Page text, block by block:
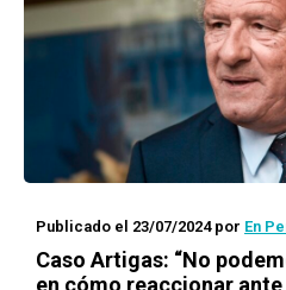
Publicado el 23/07/2024por En
Caso Artigas: “No
en cómo reaccionar